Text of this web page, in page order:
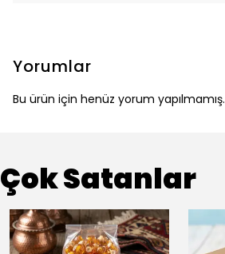
Yorumlar
Bu ürün için henüz yorum yapılmamış.
Çok Satanlar